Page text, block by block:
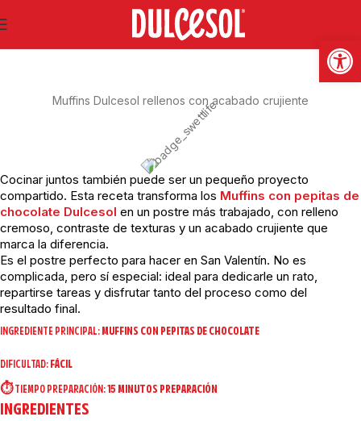
SWEET LIFE
Muffins Dulcesol rellenos con acabado crujiente
Cocinar juntos también puede ser un pequeño proyecto
compartido. Esta receta transforma los Muffins con pepitas de
chocolate Dulcesol en un postre más trabajado, con relleno
cremoso, contraste de texturas y un acabado crujiente que
marca la diferencia.
Es el postre perfecto para hacer en San Valentín. No es
complicada, pero sí especial: ideal para dedicarle un rato,
repartirse tareas y disfrutar tanto del proceso como del
resultado final.
INGREDIENTE PRINCIPAL:MUFFINS CON PEPITAS DE CHOCOLATE
DIFICULTAD:FÁCIL
⏱️ TIEMPO PREPARACIÓN:15 MINUTOS PREPARACIÓN
INGREDIENTES